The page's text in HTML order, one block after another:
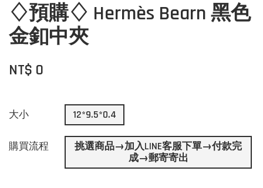
♢預購♢ Hermès Bearn 黑色
金釦中夾
NT$ 0
大小 12*9.5*0.4
購買流程
挑選商品→加入LINE客服下單→付款完
成→郵寄寄出